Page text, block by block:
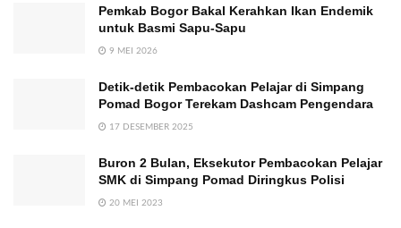
Pemkab Bogor Bakal Kerahkan Ikan Endemik
untuk Basmi Sapu-Sapu
9 MEI 2026
Detik-detik Pembacokan Pelajar di Simpang
Pomad Bogor Terekam Dashcam Pengendara
17 DESEMBER 2025
Buron 2 Bulan, Eksekutor Pembacokan Pelajar
SMK di Simpang Pomad Diringkus Polisi
20 MEI 2023